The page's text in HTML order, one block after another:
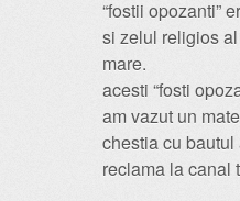
“fostii opozanti”
si zelul religios
mare.
acesti “fosti
am vazut un
chestia cu
reclama la